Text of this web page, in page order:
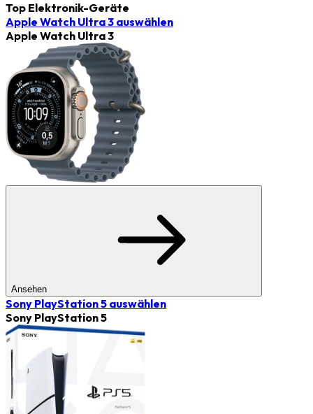
Top Elektronik-Geräte
Apple Watch Ultra 3 auswählen
Apple Watch Ultra 3
Ansehen
Sony PlayStation 5 auswählen
Sony PlayStation 5